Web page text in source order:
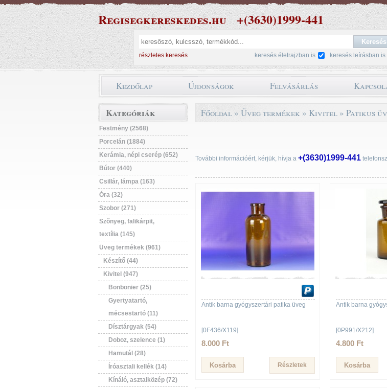
Regisegkereskedes.hu +(3630)1999-441
részletes keresés keresés leírásban is
keresés életrajzban is
Kezdőlap Újdonságok Felvásárlás
Kategóriák
Festmény (2568)
Porcelán (1884)
Kerámia, népi cserép (652)
Bútor (440)
Csillár, lámpa (163)
Óra (32)
Szobor (271)
Szőnyeg, falikárpit,
textília (145)
Üveg termékek (961)
Készítő (44)
Kivitel (947)
Bonbonier (25)
Gyertyatartó,
mécsestartó (11)
Dísztárgyak (54)
Doboz, szelence (1)
Hamutál (28)
Íróasztali kellék (14)
Kínáló, asztalközép (72)
Főoldal » Üveg termékek » Kivitel » Patikus
További információért, kérjük, hívja a +(3630)1999-441
Antik barna gyógyszertári patika üveg
[0F436/X119]
8.000 Ft
Részletek
Antik barna
[0P991/X212]
4.800 Ft